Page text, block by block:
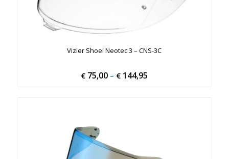
Vizier Shoei Neotec 3 – CNS-3C
€ 75,00 – € 144,95